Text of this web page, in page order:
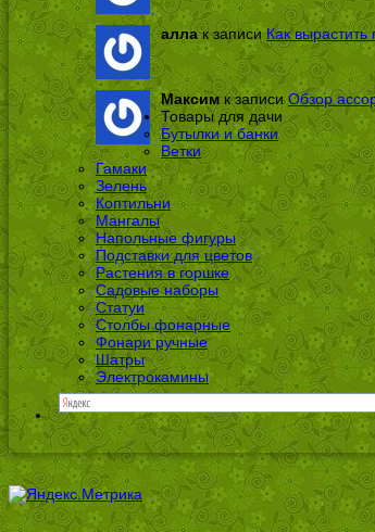
аллак записи Как
Максимк записиОбзор
Товары для дачи
Бутылки и банки
Ветки
Гамаки
Зелень
Коптильни
Мангалы
Напольные фигуры
Подставки для цветов
Растения в горшке
Садовые наборы
Статуи
Столбы фонарные
Фонари ручные
Шатры
Электрокамины